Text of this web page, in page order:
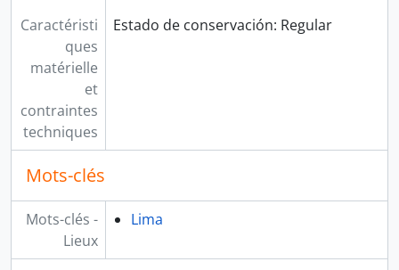
Caractéristi
ques
matérielle
et
contraintes
techniques
Estado de conservación: Regular
Mots-clés
Mots-clés -
Lieux
Lima